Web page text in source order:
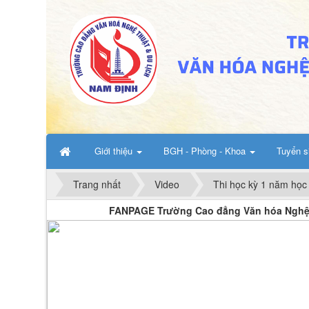
Giới thiệu BGH - Phòng - Khoa Tuyển
Trang nhất Video
Thi học kỳ 1 năm
FANPAGE Trường Cao đẳng Văn hóa Nghệ thuật